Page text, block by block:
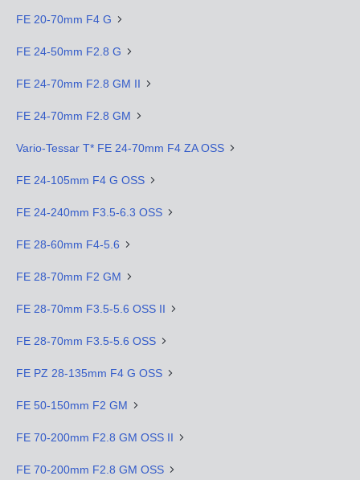
FE 20-70mm F4 G
FE 24-50mm F2.8 G
FE 24-70mm F2.8 GM II
FE 24-70mm F2.8 GM
Vario-Tessar T* FE 24-70mm F4 ZA OSS
FE 24-105mm F4 G OSS
FE 24-240mm F3.5-6.3 OSS
FE 28-60mm F4-5.6
FE 28-70mm F2 GM
FE 28-70mm F3.5-5.6 OSS II
FE 28-70mm F3.5-5.6 OSS
FE PZ 28-135mm F4 G OSS
FE 50-150mm F2 GM
FE 70-200mm F2.8 GM OSS II
FE 70-200mm F2.8 GM OSS